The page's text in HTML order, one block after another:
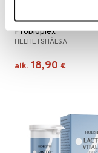
Saatavana useana
Probioplex
HELHETSHÄLSA
alk. 18,90 €